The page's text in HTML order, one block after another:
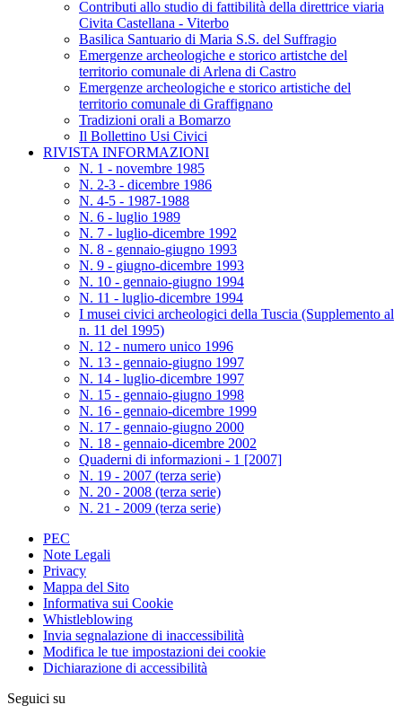
Contributi allo studio di fattibilità della direttrice viaria
Civita Castellana - Viterbo
Basilica Santuario di Maria S.S. del Suffragio
Emergenze archeologiche e storico artistche del
territorio comunale di Arlena di Castro
Emergenze archeologiche e storico artistiche del
territorio comunale di Graffignano
Tradizioni orali a Bomarzo
Il Bollettino Usi Civici
RIVISTA INFORMAZIONI
N. 1 - novembre 1985
N. 2-3 - dicembre 1986
N. 4-5 - 1987-1988
N. 6 - luglio 1989
N. 7 - luglio-dicembre 1992
N. 8 - gennaio-giugno 1993
N. 9 - giugno-dicembre 1993
N. 10 - gennaio-giugno 1994
N. 11 - luglio-dicembre 1994
I musei civici archeologici della Tuscia (Supplemento al
n. 11 del 1995)
N. 12 - numero unico 1996
N. 13 - gennaio-giugno 1997
N. 14 - luglio-dicembre 1997
N. 15 - gennaio-giugno 1998
N. 16 - gennaio-dicembre 1999
N. 17 - gennaio-giugno 2000
N. 18 - gennaio-dicembre 2002
Quaderni di informazioni - 1 [2007]
N. 19 - 2007 (terza serie)
N. 20 - 2008 (terza serie)
N. 21 - 2009 (terza serie)
PEC
Note Legali
Privacy
Mappa del Sito
Informativa sui Cookie
Whistleblowing
Invia segnalazione di inaccessibilità
Modifica le tue impostazioni dei cookie
Dichiarazione di accessibilità
Seguici su